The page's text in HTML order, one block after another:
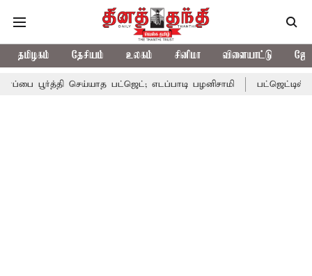
தமிழகம் தேசியம் உலகம் சினிமா விளையாட்டு
செய்யாத பட்ஜெட்; எடப்பாடி பழனிசாமி பட்ஜெட்டில் தவெக அரசின்